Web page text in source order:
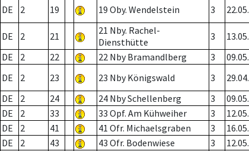
DE
2 19 19 Oby. Wendelstein 3 22.05.
DE 2 21
21 Nby. Rachel-
Diensthütte
3 13.05.
DE
2 22 22 Nby Bramandlberg 3 09.05.
DE
2 23 23 Nby Königswald 3 29.04.
DE
2 24 24 Nby Schellenberg 3 09.05.
DE
2 33 33 Opf. Am Kühweiher 3 12.05.
DE
2 41 41 Ofr. Michaelsgraben 3 16.05.
DE
2 43 43 Ofr. Bodenwiese 3 12.05.